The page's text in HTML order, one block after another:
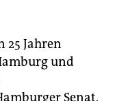
25 Jahren
und
Senat.